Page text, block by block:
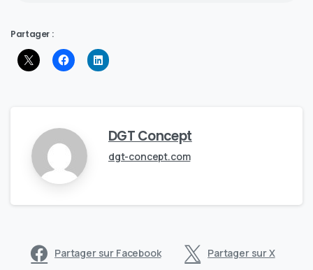
Partager :
DGT Concept
dgt-concept.com
Partager sur Facebook Partager sur X